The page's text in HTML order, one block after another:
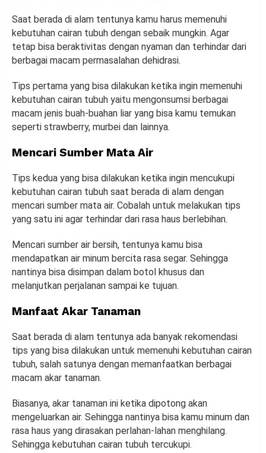
Saat berada di alam tentunya kamu harus memenuhi
kebutuhan cairan tubuh dengan sebaik mungkin. Agar
tetap bisa beraktivitas dengan nyaman dan terhindar dari
berbagai macam permasalahan dehidrasi.
Tips pertama yang bisa dilakukan ketika ingin memenuhi
kebutuhan cairan tubuh yaitu mengonsumsi berbagai
macam jenis buah-buahan liar yang bisa kamu temukan
seperti strawberry, murbei dan lainnya.
Mencari Sumber Mata Air
Tips kedua yang bisa dilakukan ketika ingin mencukupi
kebutuhan cairan tubuh saat berada di alam dengan
mencari sumber mata air. Cobalah untuk melakukan tips
yang satu ini agar terhindar dari rasa haus berlebihan.
Mencari sumber air bersih, tentunya kamu bisa
mendapatkan air minum bercita rasa segar. Sehingga
nantinya bisa disimpan dalam botol khusus dan
melanjutkan perjalanan sampai ke tujuan.
Manfaat Akar Tanaman
Saat berada di alam tentunya ada banyak rekomendasi
tips yang bisa dilakukan untuk memenuhi kebutuhan cairan
tubuh, salah satunya dengan memanfaatkan berbagai
macam akar tanaman.
Biasanya, akar tanaman ini ketika dipotong akan
mengeluarkan air. Sehingga nantinya bisa kamu minum dan
rasa haus yang dirasakan perlahan-lahan menghilang.
Sehingga kebutuhan cairan tubuh tercukupi.